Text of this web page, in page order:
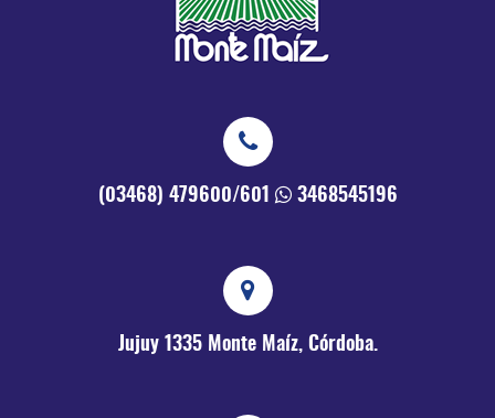
(03468) 479600/601 3468545196
Jujuy 1335 Monte Maíz, Córdoba.